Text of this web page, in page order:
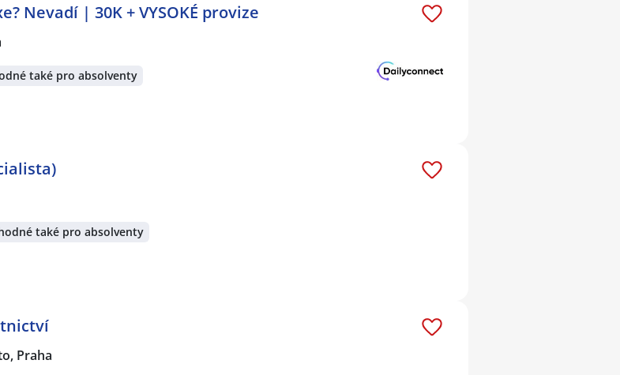
Nevadí | 30K + VYSOKÉ provize
také pro absolventy
také pro absolventy
Praha